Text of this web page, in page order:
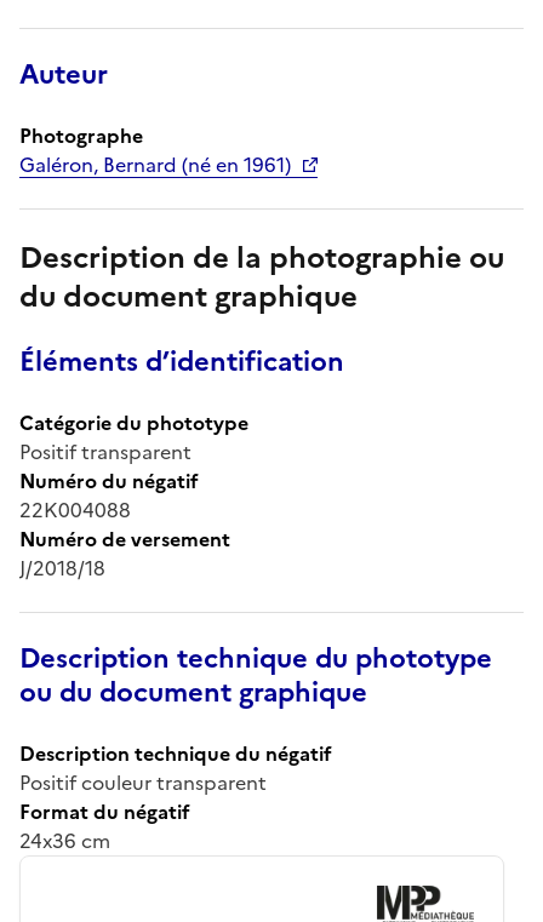
Auteur
Photographe
Galéron, Bernard (né en 1961)
Description de la photographie ou
du document graphique
Éléments d’identification
Catégorie du phototype
Positif transparent
Numéro du négatif
22K004088
Numéro de versement
J/2018/18
Description technique du phototype
ou du document graphique
Description technique du négatif
Positif couleur transparent
Format du négatif
24x36 cm